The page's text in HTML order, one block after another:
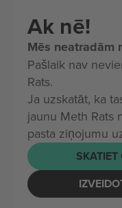
Ak nē!
Mēs neatradām
Pašlaik nav
Rats.
Ja uzskatāt, ka
jaunu Meth Rats
pasta ziņojumu